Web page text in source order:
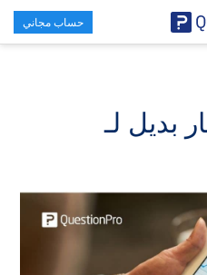
حساب مجاني
بديل لـ